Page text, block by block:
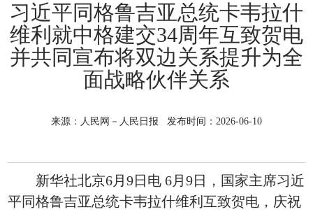
习近平同格鲁吉亚总统卡韦拉什
维利就中格建交34周年互致贺电
并共同宣布将双边关系提升为全
面战略伙伴关系
来源：人民网－人民日报 发布时间：2026-06-10
新华社北京6月9日电 6月9日，国家主席习近
平同格鲁吉亚总统卡韦拉什维利互致贺电，庆祝